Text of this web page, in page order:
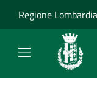
Regione Lombardia